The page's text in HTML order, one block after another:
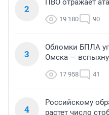
2
19 180 90
3
Обломки БПЛА
Омска —
17 958 41
4
Российскому
растет число